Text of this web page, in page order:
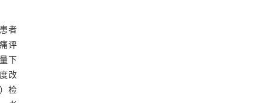
者
评
下
改
检